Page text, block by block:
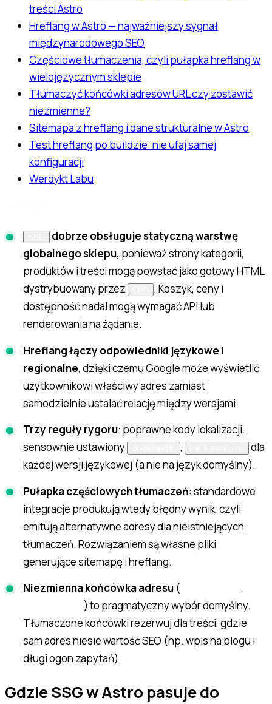
treści Astro
Hreflang w Astro — najważniejszy sygnał
międzynarodowego SEO
Częściowe tłumaczenia, czyli pułapka hreflang w
wielojęzycznym sklepie
Tłumaczyć końcówki adresów URL czy zostawić
niezmienne?
Sitemapa z hreflang i dane strukturalne w Astro
Test hreflang po buildzie: nie ufaj samej
konfiguracji
Werdykt Labu
dobrze obsługuje statyczną warstwę
globalnego sklepu, ponieważ strony kategorii,
produktów i treści mogą powstać jako gotowy HTML
dystrybuowany przez
. Koszyk, ceny i
dostępność nadal mogą wymagać API lub
renderowania na żądanie.
Hreflang łączy odpowiedniki językowe i
regionalne, dzięki czemu Google może wyświetlić
użytkownikowi właściwy adres zamiast
samodzielnie ustalać relację między wersjami.
Trzy reguły rygoru: poprawne kody lokalizacji,
sensownie ustawiony
,
dla
każdej wersji językowej (a nie na język domyślny).
Pułapka częściowych tłumaczeń: standardowe
integracje produkują wtedy błędny wynik, czyli
emitują alternatywne adresy dla nieistniejących
tłumaczeń. Rozwiązaniem są własne pliki
generujące sitemapę i hreflang.
Niezmienna końcówka adresu ( ,
) to pragmatyczny wybór domyślny.
Tłumaczone końcówki rezerwuj dla treści, gdzie
sam adres niesie wartość SEO (np. wpis na blogu i
długi ogon zapytań).
Gdzie SSG w Astro pasuje do